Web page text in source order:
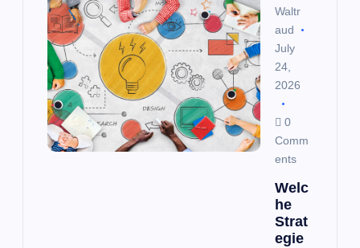
Waltr
aud
July
24,
2026
0
Comm
ents
Welc
he
Strat
egie